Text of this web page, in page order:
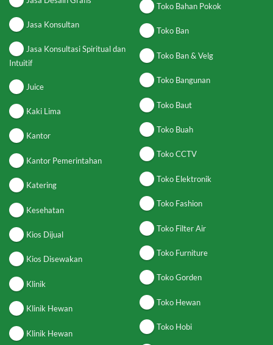
Jasa Konsultan
Jasa Konsultasi Spiritual dan
Intuitif
Juice
Kaki Lima
Kantor
Kantor Pemerintahan
Katering
Kesehatan
Kios Dijual
Kios Disewakan
Klinik
Klinik Hewan
Klinik Hewan
Toko Bahan Pokok
Toko Ban
Toko Ban & Velg
Toko Bangunan
Toko Baut
Toko Buah
Toko CCTV
Toko Elektronik
Toko Fashion
Toko Filter Air
Toko Furniture
Toko Gorden
Toko Hewan
Toko Hobi